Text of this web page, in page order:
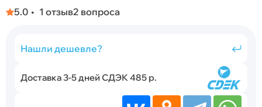
5.0 1 отзыв2 вопроса
Нашли дешевле?
Доставка 3-5 дней СДЭК 485 р.